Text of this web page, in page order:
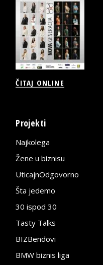
ČITAJ ONLINE
Projekti
Najkolega
Žene u biznisu
UticajnOdgovorno
Šta jedemo
30 ispod 30
Tasty Talks
BIZBendovi
BMW biznis liga